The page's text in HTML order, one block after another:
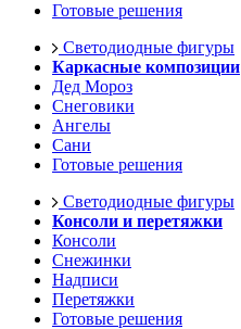
Готовые решения
Светодиодные фигуры
Каркасные композиции
Дед Мороз
Снеговики
Ангелы
Сани
Готовые решения
Светодиодные фигуры
Консоли и перетяжки
Консоли
Снежинки
Надписи
Перетяжки
Готовые решения